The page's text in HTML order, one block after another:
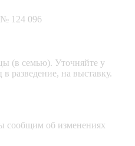
№ 124 096
(в семью). Уточняйте у
разведение, на выставку.
сообщим об изменениях